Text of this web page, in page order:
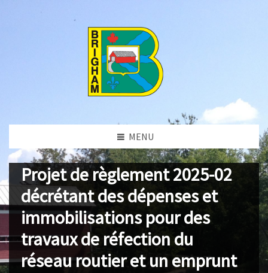
MENU
Projet de règlement 2025-02
décrétant des dépenses et
immobilisations pour des
travaux de réfection du
réseau routier et un emprunt